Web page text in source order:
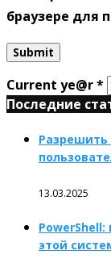
браузере для
Current ye@r*
Последние
Разрешить
13.03.2025
этой